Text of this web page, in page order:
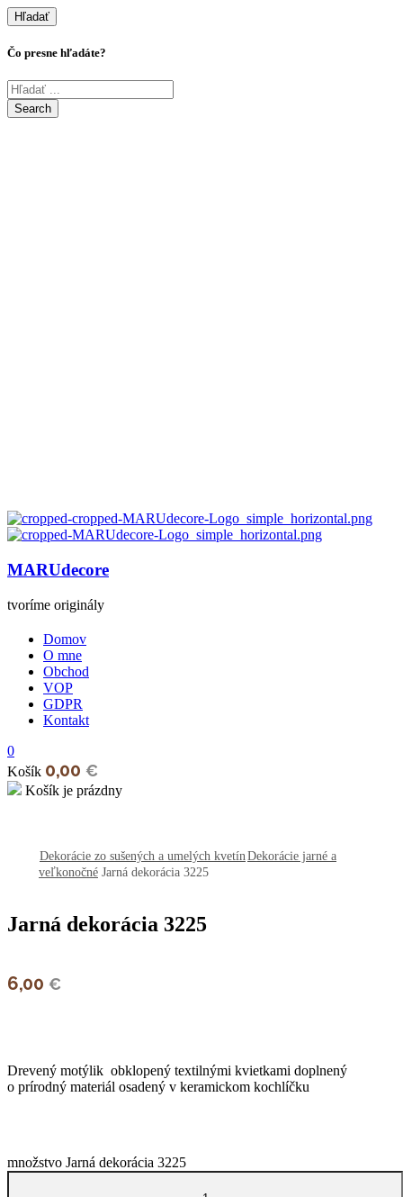
Hľadať
Čo presne hľadáte?
MARUdecore
tvoríme originály
Domov
O mne
Obchod
VOP
GDPR
Kontakt
0
Košík 0,00 €
Košík je prázdny
Dekorácie zo sušených a umelých kvetín Dekorácie jarné a
veľkonočné Jarná dekorácia 3225
Jarná dekorácia 3225
6,00 €
Drevený motýlik obklopený textilnými kvietkami doplnený
o prírodný materiál osadený v keramickom kochlíčku
množstvo Jarná dekorácia 3225